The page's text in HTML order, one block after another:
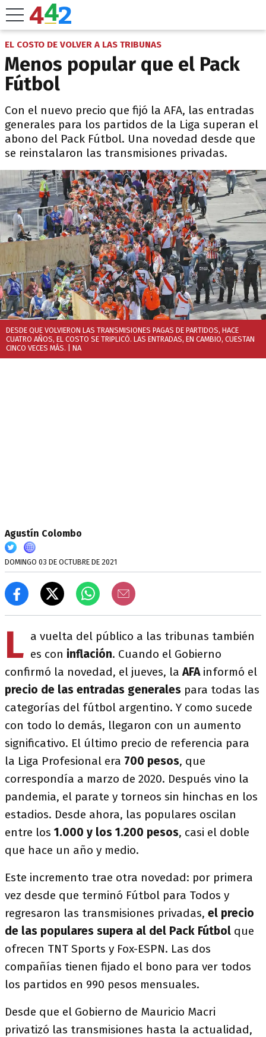
EL COSTO DE VOLVER A LAS TRIBUNAS
Menos popular que el Pack
Fútbol
Con el nuevo precio que fijó la AFA, las entradas
generales para los partidos de la Liga superan el
abono del Pack Fútbol. Una novedad desde que
se reinstalaron las transmisiones privadas.
DESDE QUE VOLVIERON LAS TRANSMISIONES PAGAS DE PARTIDOS, HACE
CUATRO AÑOS, EL COSTO SE TRIPLICÓ. LAS ENTRADAS, EN CAMBIO, CUESTAN
CINCO VECES MÁS. | NA
Agustín Colombo
DOMINGO 03 DE OCTUBRE DE 2021
L a vuelta del público a las tribunas también
es con inflación. Cuando el Gobierno
confirmó la novedad, el jueves, laAFAinformó el
precio de las entradas generales para todas las
categorías del fútbol argentino. Y como sucede
con todo lo demás, llegaron con un aumento
significativo. El último precio de referencia para
la Liga Profesional era 700 pesos, que
correspondía a marzo de 2020. Después vino la
pandemia, el parate y torneos sin hinchas en los
estadios. Desde ahora, las populares oscilan
entre los 1.000 y los 1.200 pesos, casi el doble
que hace un año y medio.
Este incremento trae otra novedad: por primera
vez desde que terminó Fútbol para Todos y
regresaron las transmisiones privadas, el precio
de las populares supera al del Pack Fútbol que
ofrecen TNT Sports y Fox-ESPN. Las dos
compañías tienen fijado el bono para ver todos
los partidos en 990 pesos mensuales.
Desde que el Gobierno de Mauricio Macri
privatizó las transmisiones hasta la actualidad,